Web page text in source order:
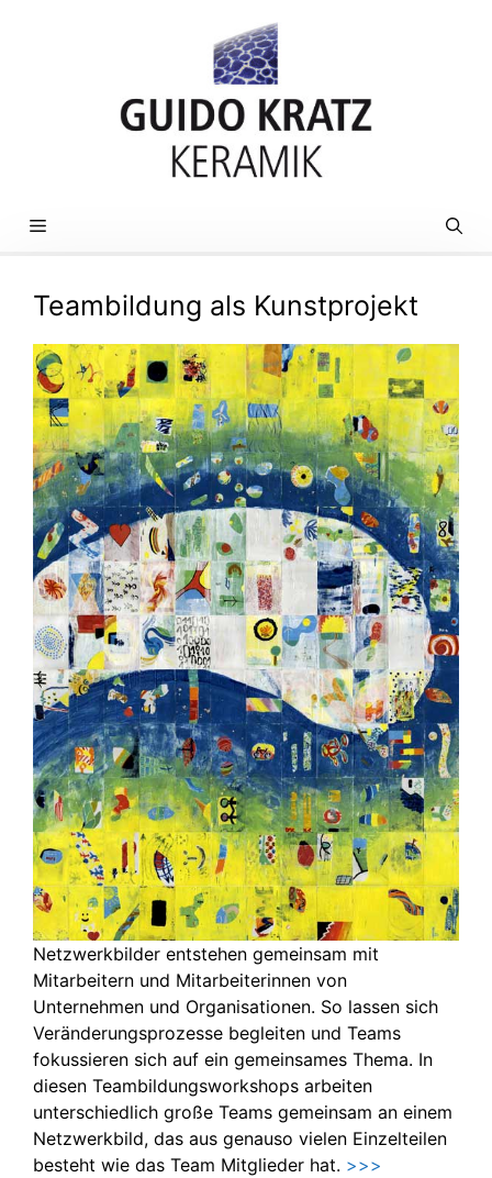
MENÜ
Teambildung als Kunstprojekt
Netzwerkbilder entstehen gemeinsam mit
Mitarbeitern und Mitarbeiterinnen von
Unternehmen und Organisationen. So lassen sich
Veränderungsprozesse begleiten und Teams
fokussieren sich auf ein gemeinsames Thema. In
diesen Teambildungsworkshops arbeiten
unterschiedlich große Teams gemeinsam an einem
Netzwerkbild, das aus genauso vielen Einzelteilen
besteht wie das Team Mitglieder hat. >>>